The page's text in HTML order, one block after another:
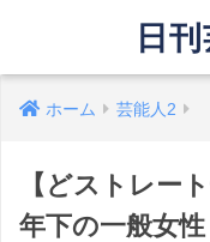
日
ホーム 芸能人2
【どストレー
年下の一般女